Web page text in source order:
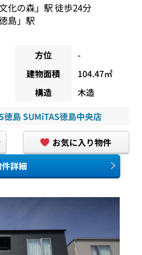
化の森」駅 徒歩24分
島」駅
方位
-
建物面積
104.47㎡
構造 木造
徳島 SUMiTAS徳島中央店
お気に入り物件
詳細